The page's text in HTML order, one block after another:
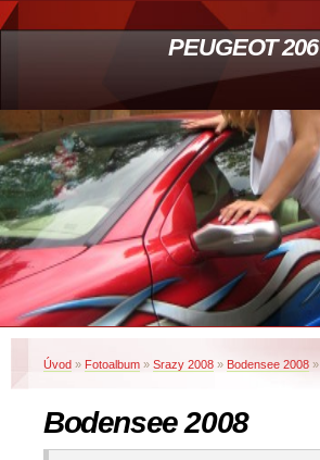
PEUGEOT 206
Úvod » Fotoalbum » Srazy 2008 » Bodensee 2008 »
Bodensee 2008